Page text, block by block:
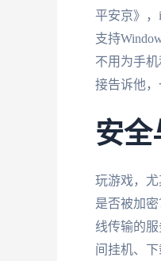
平安京》
支持
不用为手
接告诉他
安全
玩游戏，
是否被加
线传输的
间挂机、